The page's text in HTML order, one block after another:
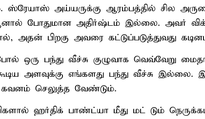
ஸ்ரேயாஸ் அய்யருக்கு ஆரம்பத்தில் சில
போதுமான அதிர்ஷ்டம் இல்லை. அவர்
அதன் பிறகு அவரை கட்டுப்படுத்துவது
ஒரு பந்து வீச்சு குழுவாக வெவ்வேறு
அளவுக்கு எங்களது பந்து வீச்சு இல்லை.
கவனம் செலுத்த வேண்டும்.
ஹர்திக் பாண்ட்யா மீது மட் டும்